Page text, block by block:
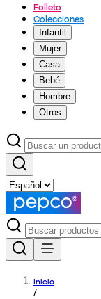
Folleto
Colecciones
Infantil
Mujer
Casa
Bebé
Hombre
Otros
Inicio
/